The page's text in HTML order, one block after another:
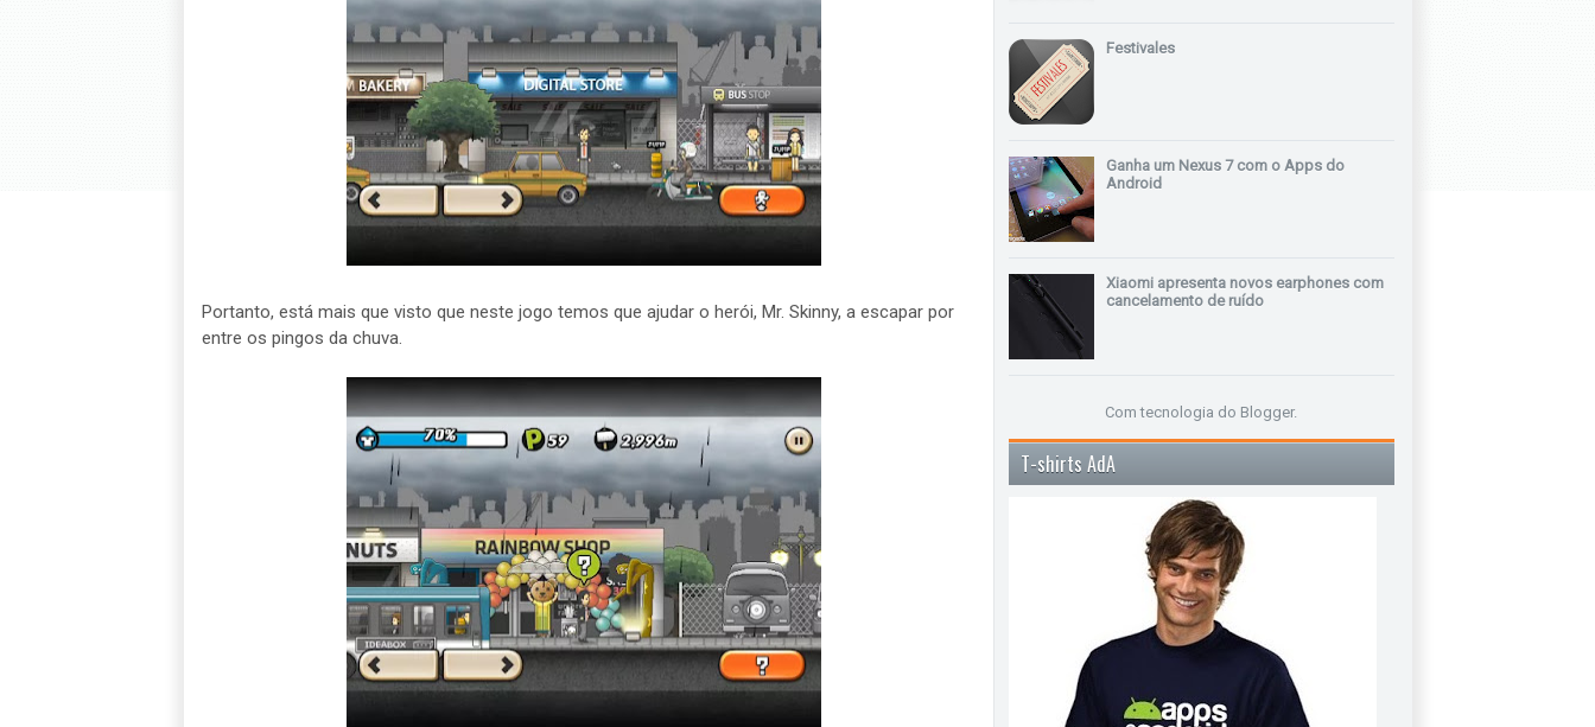
Portanto, está mais que visto que neste jogo temos que ajudar o herói, Mr. Skinny, a escapar por
entre os pingos da chuva.
Festivales
Ganha um Nexus 7 com o Apps do
Android
Xiaomi apresenta novos earphones com
cancelamento de ruído
Com tecnologia do Blogger.
T-shirts AdA